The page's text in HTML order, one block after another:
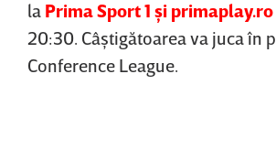
la Prima Sport 1 şi primaplay.ro
20:30. Câştigătoarea va juca în
Conference League.